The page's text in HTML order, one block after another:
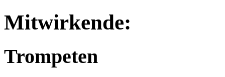
Mitwirkende:
Trompeten